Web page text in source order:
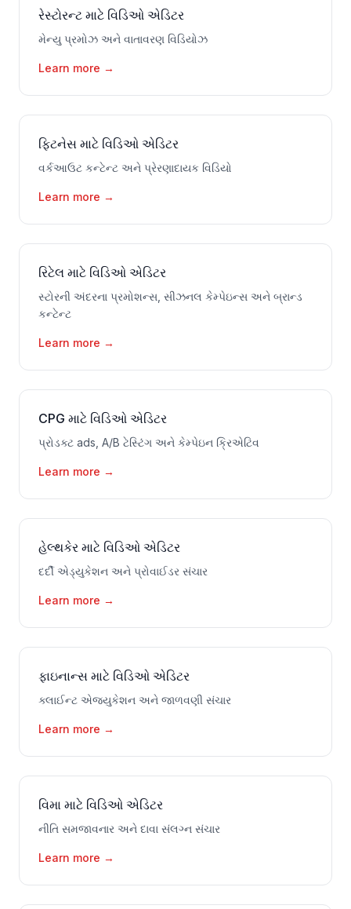
રેસ્ટોરન્ટ માટે વિડિઓ એડિટર
મેન્યુ પ્રમોઝ અને વાતાવરણ વિડિયોઝ
Learn more →
ફિટનેસ માટે વિડિઓ એડિટર
વર્કઆઉટ કન્ટેન્ટ અને પ્રેરણાદાયક વિડિયો
Learn more →
રિટેલ માટે વિડિઓ એડિટર
સ્ટોરની અંદરના પ્રમોશન્સ, સીઝનલ કેમ્પેઇન્સ અને બ્રાન્ડ
કન્ટેન્ટ
Learn more →
CPG માટે વિડિઓ એડિટર
પ્રોડક્ટ ads, A/B ટેસ્ટિંગ અને કેમ્પેઇન ક્રિએટિવ
Learn more →
હેલ્થકેર માટે વિડિઓ એડિટર
દર્દી એડ્યુકેશન અને પ્રોવાઈડર સંચાર
Learn more →
ફાઇનાન્સ માટે વિડિઓ એડિટર
ક્લાઈન્ટ એજ્યુકેશન અને જાળવણી સંચાર
Learn more →
વિમા માટે વિડિઓ એડિટર
નીતિ સમજાવનાર અને દાવા સંલગ્ન સંચાર
Learn more →